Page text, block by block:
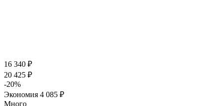
16 340 ₽
20 425 ₽
-20%
Экономия 4 085 ₽
Много